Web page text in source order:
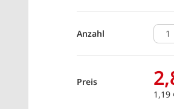
Anzahl
Preis
1,19